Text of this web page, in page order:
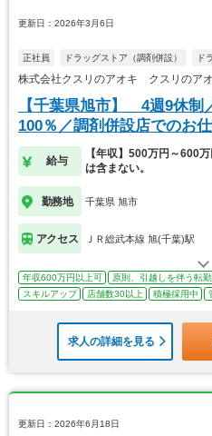
更新日：2026年3月6日
正社員 ドラッグストア（調剤併設） ド
株式会社クスリのアオキ クスリのア
【千葉県旭市】 4週9休制
100％／調剤併設店でのお
給与
【年収】500万円～600
は含まない。
勤務地 千葉県 旭市
アクセス ＪＲ総武本線 旭(千葉)駅
年収600万円以上可 原則、引越しを伴う転勤
スキルアップ
店舗数30以上 積極採用中
求人の詳細を見る
更新日：2026年6月18日